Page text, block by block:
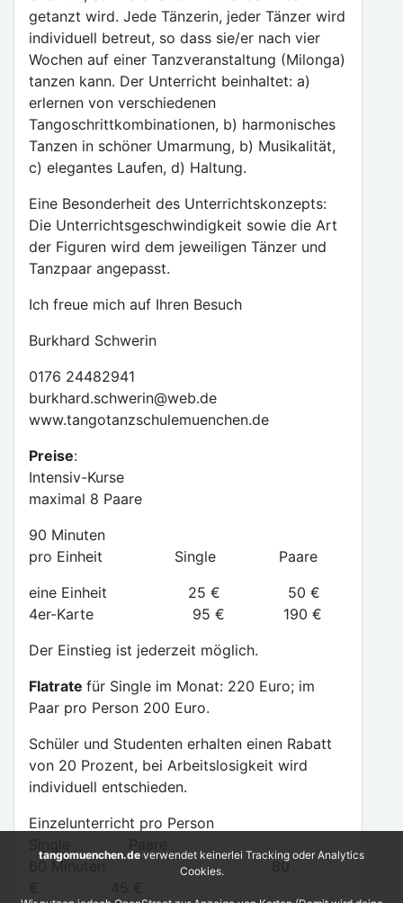
getanzt wird. Jede Tänzerin, jeder Tänzer wird
individuell betreut, so dass sie/er nach vier
Wochen auf einer Tanzveranstaltung (Milonga)
tanzen kann. Der Unterricht beinhaltet: a)
erlernen von verschiedenen
Tangoschrittkombinationen, b) harmonisches
Tanzen in schöner Umarmung, b) Musikalität,
c) elegantes Laufen, d) Haltung.
Eine Besonderheit des Unterrichtskonzepts:
Die Unterrichtsgeschwindigkeit sowie die Art
der Figuren wird dem jeweiligen Tänzer und
Tanzpaar angepasst.
Ich freue mich auf Ihren Besuch
Burkhard Schwerin
0176 24482941
burkhard.schwerin@web.de
www.tangotanzschulemuenchen.de
Preise:
Intensiv-Kurse
maximal 8 Paare
90 Minuten
pro Einheit Single Paare
eine Einheit 25 € 50 €
4er-Karte 95 € 190 €
Der Einstieg ist jederzeit möglich.
Flatrate für Single im Monat: 220 Euro; im
Paar pro Person 200 Euro.
Schüler und Studenten erhalten einen Rabatt
von 20 Prozent, bei Arbeitslosigkeit wird
individuell entschieden.
Einzelunterricht pro Person
60 Minuten 80
tangomuenchen.de verwendet keinerlei Tracking oder Analytics
Cookies.